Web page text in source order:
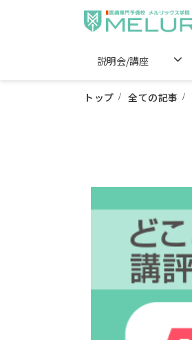
説明会/講座
トップ 全ての記事